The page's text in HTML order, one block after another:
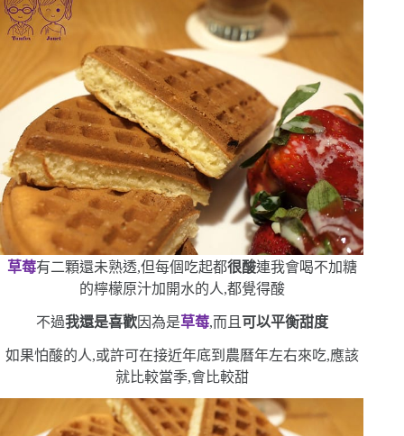
草莓有二顆還未熟透,但每個吃起都很酸連我會喝不加糖
的檸檬原汁加開水的人,都覺得酸
不過我還是喜歡因為是草莓,而且 可以平衡甜度
如果怕酸的人,或許可在接近年底到農曆年左右來吃,應該
就比較當季,會比較甜